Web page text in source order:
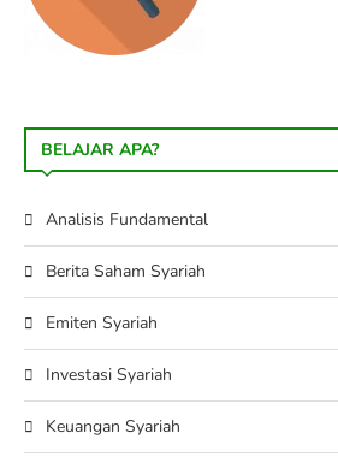
BELAJAR APA?
Analisis Fundamental
Berita Saham Syariah
Emiten Syariah
Investasi Syariah
Keuangan Syariah